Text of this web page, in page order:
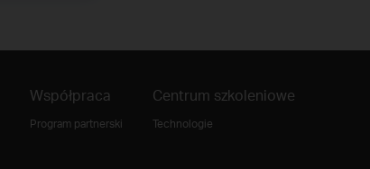
Współpraca
Program partnerski
Centrum szkoleniowe
Technologie